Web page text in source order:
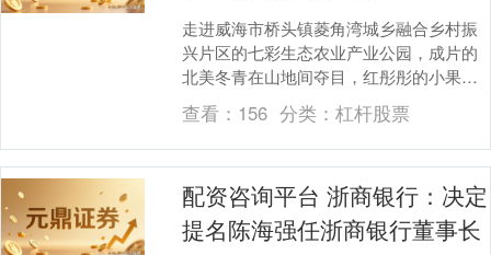
走进威海市桥头镇菱角湾城乡融合乡村振
兴片区的七彩生态农业产业公园，成片的
北美冬青在山地间夺目，红彤彤的小果子
挂满枝头。 “我们整个园区有2800亩，主
要是种植北....
查看： 156 分类： 杠杆股票
配资咨询平台 浙商银行：决定
提名陈海强任浙商银行董事长